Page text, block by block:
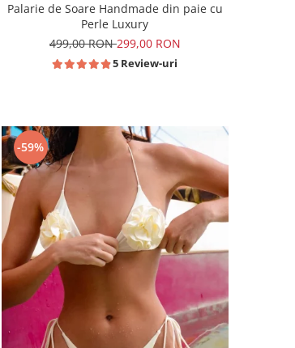
Palarie de Soare Handmade din paie cu
Perle Luxury
499,00 RON299,00 RON
5 Review-uri
-59%